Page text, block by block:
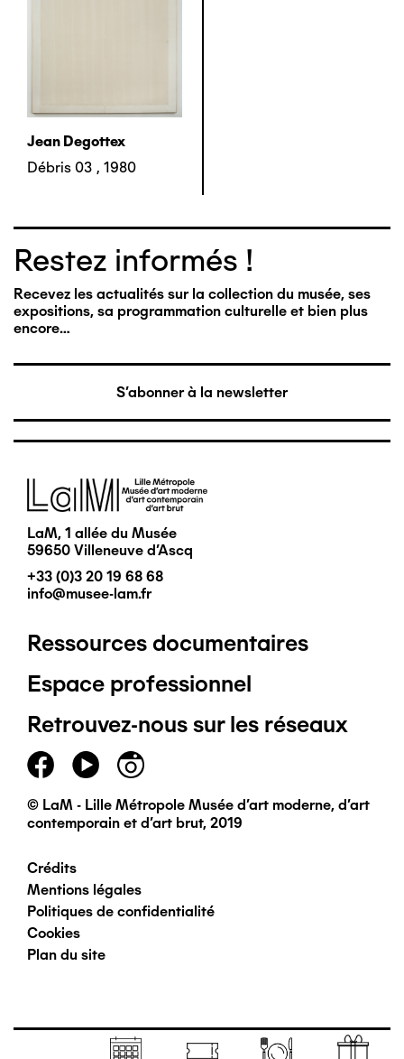
Jean Degottex
Débris 03 , 1980
Restez informés !
Recevez les actualités sur la collection du musée, ses
expositions, sa programmation culturelle et bien plus
encore…
S'abonner à la newsletter
Image
LaM, 1 allée du Musée
59650 Villeneuve d'Ascq
+33 (0)3 20 19 68 68
info@musee-lam.fr
Pied
de
page
principal
Ressources documentaires
Espace professionnel
Retrouvez-nous sur les réseaux
© LaM - Lille Métropole Musée d'art moderne, d'art
contemporain et d'art brut, 2019
Pied
de
page
secondaire
Crédits
Mentions légales
Politiques de confidentialité
Cookies
Plan du site